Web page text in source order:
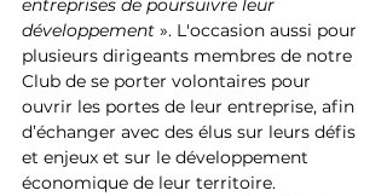
entreprises de poursuivre leur
développement ». L'occasion aussi pour
plusieurs dirigeants membres de notre
Club de se porter volontaires pour
ouvrir les portes de leur entreprise, afin
d’échanger avec des élus sur leurs défis
et enjeux et sur le développement
économique de leur territoire.